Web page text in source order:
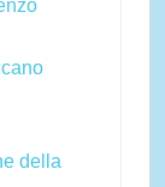
della